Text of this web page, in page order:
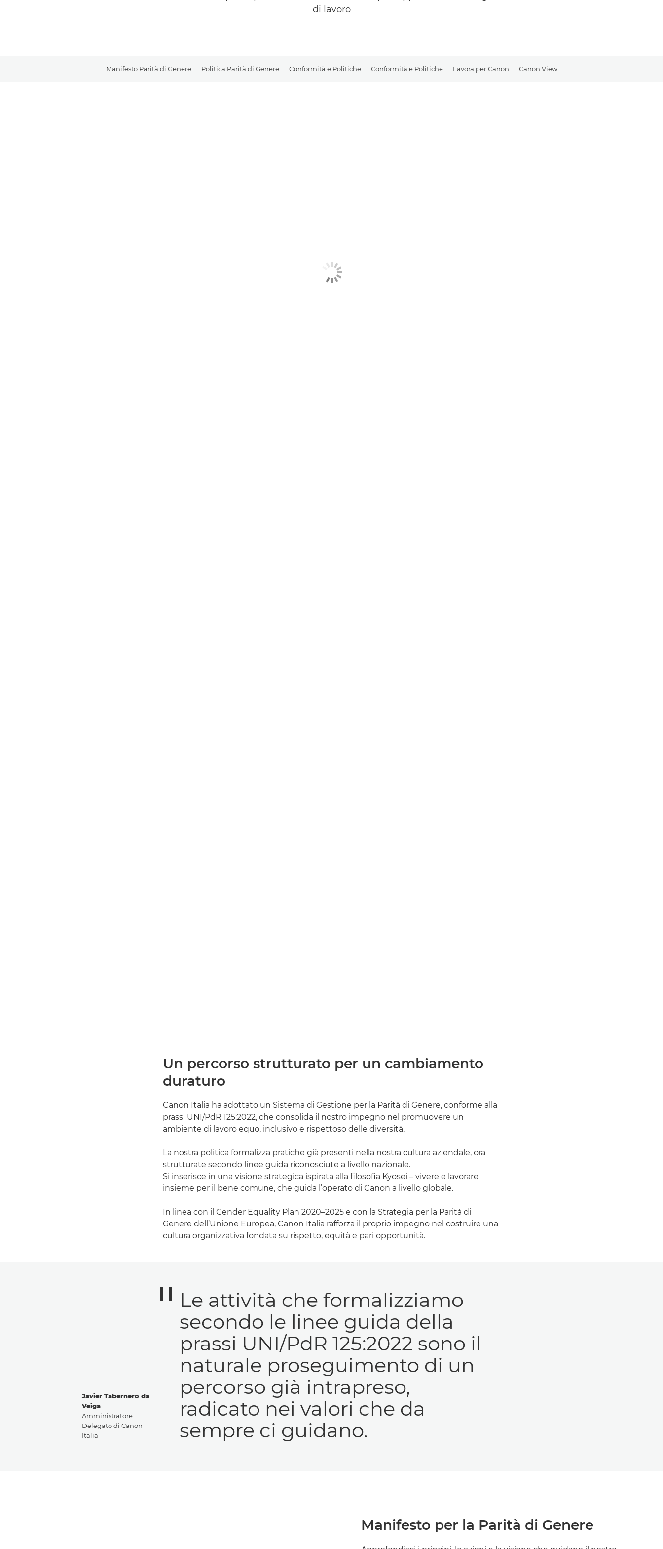
di lavoro
Manifesto Parità di Genere Politica Parità di Genere Conformità e Politiche Conformità e Politiche Lavora per Canon Canon View
Un percorso strutturato per un cambiamento
duraturo
Canon Italia ha adottato un Sistema di Gestione per la Parità di Genere, conforme alla
prassi UNI/PdR 125:2022, che consolida il nostro impegno nel promuovere un
ambiente di lavoro equo, inclusivo e rispettoso delle diversità.
La nostra politica formalizza pratiche già presenti nella nostra cultura aziendale, ora
strutturate secondo linee guida riconosciute a livello nazionale.
Si inserisce in una visione strategica ispirata alla filosofia Kyosei – vivere e lavorare
insieme per il bene comune, che guida l’operato di Canon a livello globale.
In linea con il Gender Equality Plan 2020–2025 e con la Strategia per la Parità di
Genere dell’Unione Europea, Canon Italia rafforza il proprio impegno nel costruire una
cultura organizzativa fondata su rispetto, equità e pari opportunità.
Javier Tabernero da
Veiga
Amministratore
Delegato di Canon
Italia
Le attività che formalizziamo
secondo le linee guida della
prassi UNI/PdR 125:2022 sono il
naturale proseguimento di un
percorso già intrapreso,
radicato nei valori che da
sempre ci guidano.
Manifesto per la Parità di Genere